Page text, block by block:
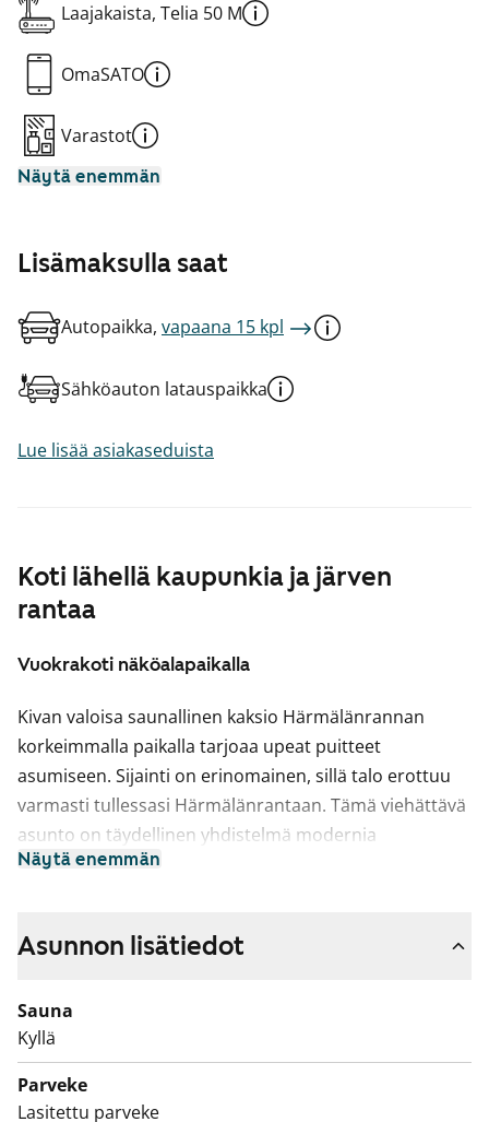
Koti lähellä kaupunkia ja järven
rantaa
Vuokrakoti näköalapaikalla
Kivan valoisa saunallinen kaksio Härmälänrannan
korkeimmalla paikalla tarjoaa upeat puitteet
asumiseen. Sijainti on erinomainen, sillä talo erottuu
varmasti tullessasi Härmälänrantaan. Tämä viehättävä
asunto on täydellinen yhdistelmä modernia
mukavuutta ja luonnonläheisyyttä.
raikkaan ja viihtyisän tunnelman. Avarat huoneet
toiveidesi mukaan.
Olohuone on kodin sydän, jossa on tilaa rentoutua ja
viettää aikaa perheen ja ystävien kanssa. Suuret
ikkunat tuovat luonnonvalon osaksi arkea ja tarjoavat
Näytä enemmän
Laajakaista, Telia 50 M
OmaSATO
Varastot
Näytä enemmän
Lisämaksulla saat
Autopaikka, vapaana 15 kpl
Sähköauton latauspaikka
Lue lisää asiakaseduista
Asunnon lisätiedot
Sauna
Kyllä
Parveke
Lasitettu parveke